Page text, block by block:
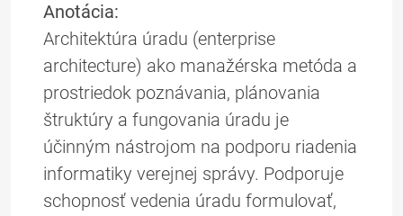
Anotácia:
Architektúra úradu (enterprise
architecture) ako manažérska metóda a
prostriedok poznávania, plánovania
štruktúry a fungovania úradu je
účinným nástrojom na podporu riadenia
informatiky verejnej správy. Podporuje
schopnosť vedenia úradu formulovať,